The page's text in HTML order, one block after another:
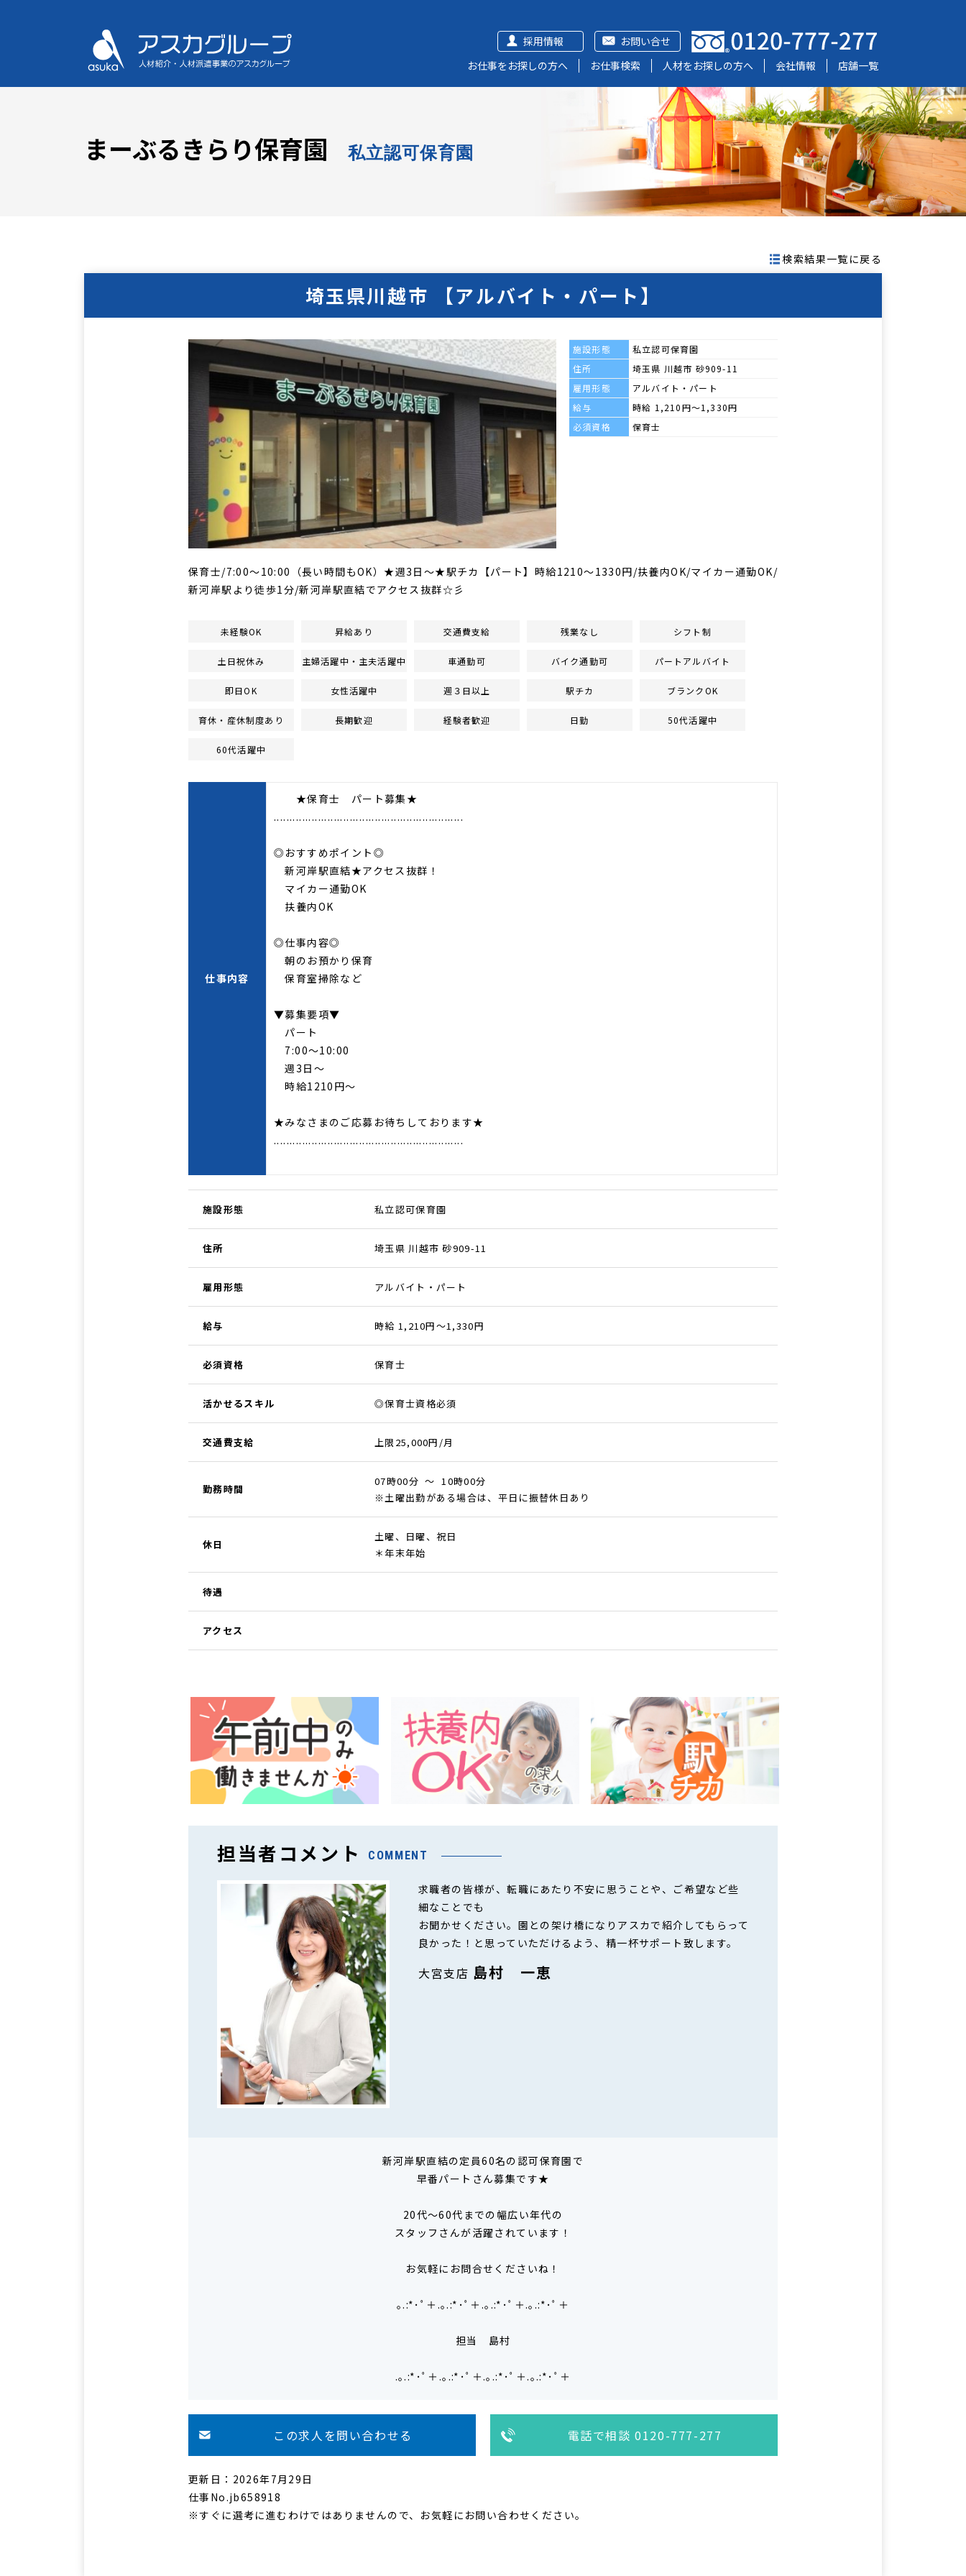
お問い合せ
採用情報
お仕事をお探しの方へ
お仕事検索 人材をお探しの方へ 会社情報 店舗一覧
まーぶるきらり保育園 私立認可保育園
検索結果一覧に戻る
埼玉県川越市 【アルバイト・パート】
施設形態
私立認可保育園
住所
埼玉県 川越市 砂909-11
雇用形態
アルバイト・パート
給与
時給 1,210円～1,330円
必須資格
保育士
保育士/7:00～10:00（長い時間もOK）★週3日～★駅チカ【パート】時給1210～1330円/扶養内OK/マイカー通勤OK/
新河岸駅より徒歩1分/新河岸駅直結でアクセス抜群☆彡
未経験OK 昇給あり 交通費支給 残業なし シフト制
土日祝休み 主婦活躍中・主夫活躍中 車通勤可 バイク通勤可 パートアルバイト
即日OK 女性活躍中 週３日以上 駅チカ ブランクOK
育休・産休制度あり 長期歓迎 経験者歓迎 日勤 50代活躍中
60代活躍中
仕事内容
★保育士 パート募集★
............................................................
◎おすすめポイント◎
新河岸駅直結★アクセス抜群！
マイカー通勤OK
扶養内OK
◎仕事内容◎
朝のお預かり保育
保育室掃除など
▼募集要項▼
パート
7:00～10:00
週3日～
時給1210円～
★みなさまのご応募お待ちしております★
............................................................
施設形態 私立認可保育園
住所 埼玉県 川越市 砂909-11
雇用形態 アルバイト・パート
給与 時給 1,210円～1,330円
必須資格 保育士
活かせるスキル ◎保育士資格必須
交通費支給 上限25,000円/月
勤務時間
07時00分 ～ 10時00分
※土曜出勤がある場合は、平日に振替休日あり
休日
土曜、日曜、祝日
＊年末年始
待遇
アクセス
担当者コメント COMMENT
求職者の皆様が、転職にあたり不安に思うことや、ご希望など些
細なことでも
お聞かせください。園との架け橋になりアスカで紹介してもらって
良かった！と思っていただけるよう、精一杯サポート致します。
大宮支店 島村 一恵
新河岸駅直結の定員60名の認可保育園で
早番パートさん募集です★
20代～60代までの幅広い年代の
スタッフさんが活躍されています！
お気軽にお問合せくださいね！
｡.:*･ﾟ＋.｡.:*･ﾟ＋.｡.:*･ﾟ＋.｡.:*･ﾟ＋
担当 島村
.｡.:*･ﾟ＋.｡.:*･ﾟ＋.｡.:*･ﾟ＋.｡.:*･ﾟ＋
この求人を問い合わせる 電話で相談 0120-777-277
更新日：2026年7月29日
仕事No.jb658918
※すぐに選考に進むわけではありませんので、お気軽にお問い合わせください。